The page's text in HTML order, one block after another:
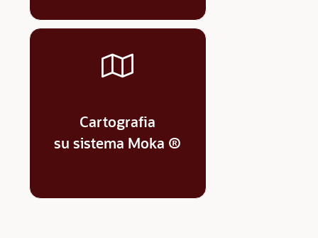
Cartografia
su sistema Moka ®